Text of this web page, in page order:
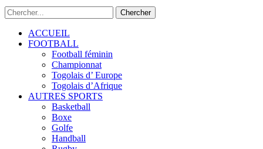
ACCUEIL
FOOTBALL
Football féminin
Championnat
Togolais d’ Europe
Togolais d’Afrique
AUTRES SPORTS
Basketball
Boxe
Golfe
Handball